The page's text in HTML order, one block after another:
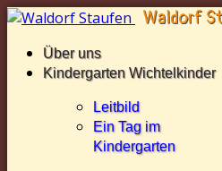
Über uns
Kindergarten Wichtelkinder
Leitbild
Ein Tag im
Kindergarten